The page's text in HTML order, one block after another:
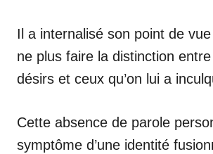
Il a internalisé son point de
ne plus faire la distinction
désirs et ceux qu’on lui a
Cette absence de parole
symptôme d’une identité